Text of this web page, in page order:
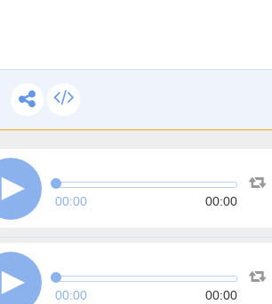
00:00 00:00
00:00 00:00